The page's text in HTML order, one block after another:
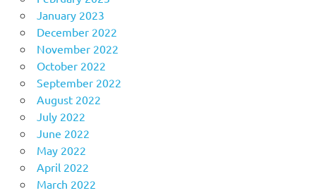
January 2023
December 2022
November 2022
October 2022
September 2022
August 2022
July 2022
June 2022
May 2022
April 2022
March 2022